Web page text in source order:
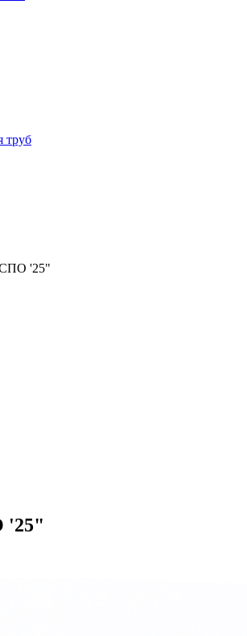
труб
'25"
'25"